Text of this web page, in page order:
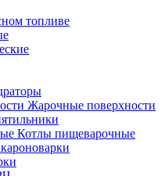
топливе
Жарочные поверхности
Котлы пищеварочные